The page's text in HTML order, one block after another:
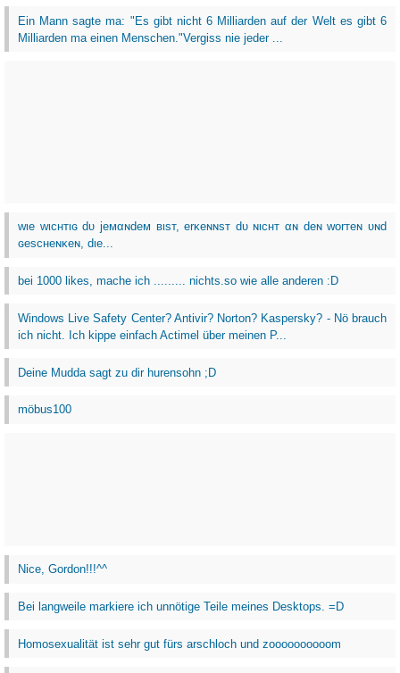
Ein Mann sagte ma: "Es gibt nicht 6 Milliarden auf der Welt es gibt 6
Milliarden ma einen Menschen."Vergiss nie jeder ...
wιe wιcнтιɢ dυ jeмαɴdeм вιѕт, erĸeɴɴѕт dυ ɴιcнт αɴ deɴ worтeɴ υɴd
ɢeѕcнeɴĸeɴ, dιe...
bei 1000 likes, mache ich ......... nichts.so wie alle anderen :D
Windows Live Safety Center? Antivir? Norton? Kaspersky? - Nö brauch
ich nicht. Ich kippe einfach Actimel über meinen P...
Deine Mudda sagt zu dir hurensohn ;D
möbus100
Nice, Gordon!!!^^
Bei langweile markiere ich unnötige Teile meines Desktops. =D
Homosexualität ist sehr gut fürs arschloch und zoooooooooom